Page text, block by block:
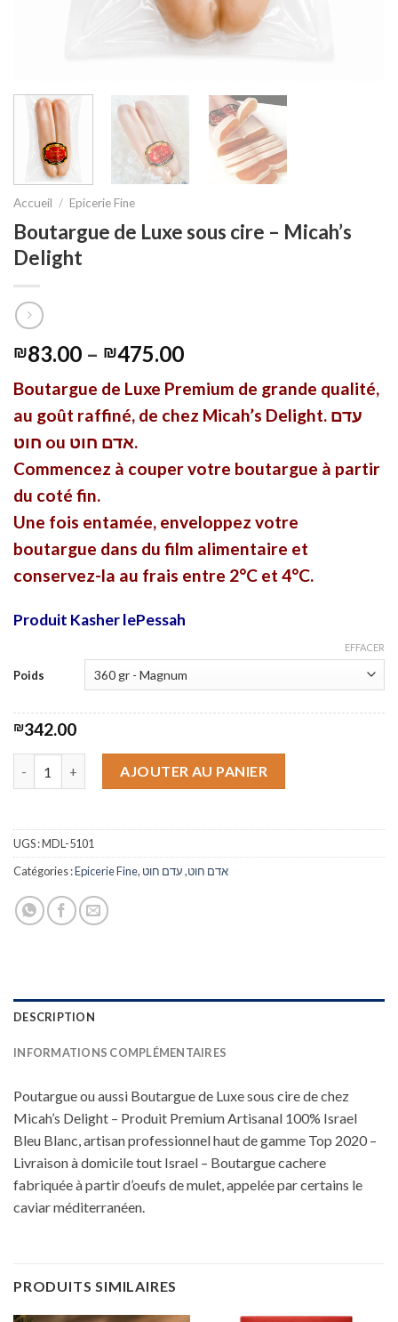
Accueil / Epicerie Fine
Boutargue de Luxe sous cire – Micah’s
Delight
₪83.00 – ₪475.00
Boutargue de Luxe Premium de grande qualité,
au goût raffiné, de chez Micah’s Delight. עדם
חוט ou אדם חוט.
Commencez à couper votre boutargue à partir
du coté fin.
Une fois entamée, enveloppez votre
boutargue dans du film alimentaire et
conservez-la au frais entre 2°C et 4°C.
Produit Kasher lePessah
Poids
EFFACER
₪342.00
AJOUTER AU PANIER
UGS :MDL-5101
Catégories :Epicerie Fine, אדם חוט, עדם חוט
DESCRIPTION
INFORMATIONS COMPLÉMENTAIRES
Poutargue ou aussi Boutargue de Luxe sous cire de chez
Micah’s Delight – Produit Premium Artisanal 100% Israel
Bleu Blanc, artisan professionnel haut de gamme Top 2020 –
Livraison à domicile tout Israel – Boutargue cachere
fabriquée à partir d’oeufs de mulet, appelée par certains le
caviar méditerranéen.
PRODUITS SIMILAIRES